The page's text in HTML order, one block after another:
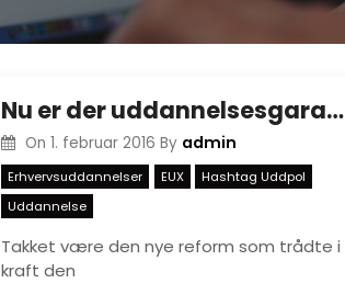
Nu er der uddannelsesgaranti på EUX uddannelserne
On 1. februar 2016 By admin
Erhvervsuddannelser EUX
Hashtag Uddpol
Uddannelse
Takket være den nye reform som trådte i
kraft den